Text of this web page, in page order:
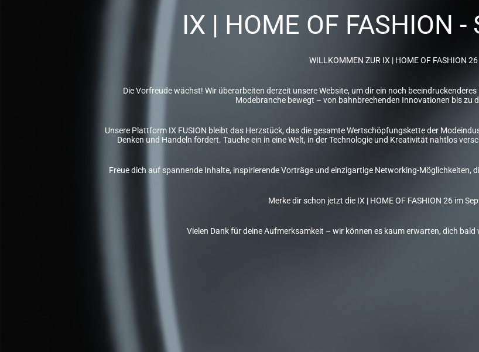
IX | HOME OF FASHION -
WILLKOMMEN ZUR IX | HOME OF FASHION 26
Die Vorfreude wächst! Wir überarbeiten derzeit unsere Website, um dir ein noch
Modebranche bewegt – von bahnbrechenden Innovationen bis zu
Unsere Plattform IX FUSION bleibt das Herzstück, das die gesamte Wertschöpfungskette der
Denken und Handeln fördert. Tauche ein in eine Welt, in der Technologie und Kreativität nahtlos
Freue dich auf spannende Inhalte, inspirierende Vorträge und einzigartige Networking-Möglichkeiten,
Merke dir schon jetzt die IX | HOME OF FASHION 26 im
Vielen Dank für deine Aufmerksamkeit – wir können es kaum erwarten, dich bald